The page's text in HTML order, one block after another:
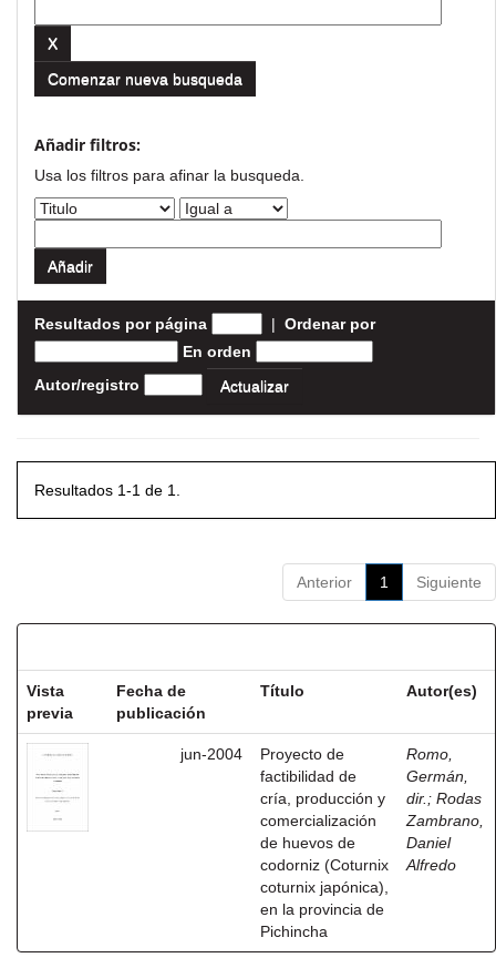
Comenzar nueva busqueda
Añadir filtros:
Usa los filtros para afinar la busqueda.
Resultados por página | Ordenar por
En orden
Autor/registro
Resultados 1-1 de 1.
Anterior 1 Siguiente
Vista
previa
Fecha de
publicación
Título Autor(es)
jun-2004
Proyecto de
factibilidad de
cría, producción y
comercialización
de huevos de
codorniz (Coturnix
coturnix japónica),
en la provincia de
Pichincha
Romo,
Germán,
dir. ; Rodas
Zambrano,
Daniel
Alfredo